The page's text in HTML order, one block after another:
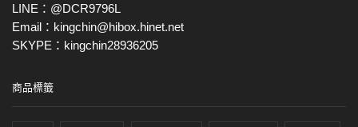
LINE：@DCR9796L
Email：kingchin@hibox.hinet.net
SKYPE：kingchin28936205
商品標籤